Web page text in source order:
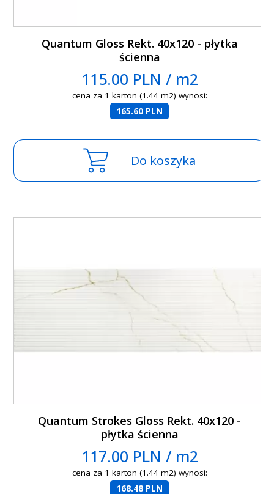
Quantum Gloss Rekt. 40x120 - płytka
ścienna
115.00 PLN / m2
cena za 1 karton (1.44 m2) wynosi:
165.60 PLN
Do koszyka
Quantum Strokes Gloss Rekt. 40x120 -
płytka ścienna
117.00 PLN / m2
cena za 1 karton (1.44 m2) wynosi:
168.48 PLN